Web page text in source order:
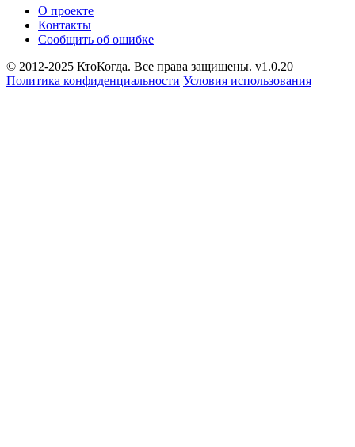
О проекте
Контакты
Сообщить об ошибке
© 2012-2025 КтоКогда. Все права защищены. v1.0.20
Политика конфиденциальности Условия использования